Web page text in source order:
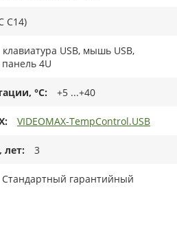
C14)
клавиатура USB, мышь USB,
4U
°C +5 ...+40
VIDEOMAX-TempControl.USB
лет 3
Стандартный гарантийный